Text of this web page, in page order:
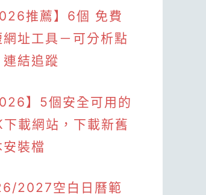
推薦】6個 免費
網址工具－可分析點
連結追蹤
】5個安全可用的
下載網站，下載新舊
安裝檔
2027空白日曆範